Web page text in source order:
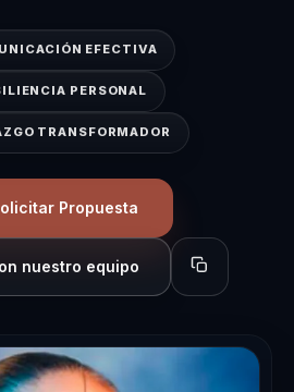
EFECTIVA
PERSONAL
TRANSFORMADOR
Propuesta
nuestro equipo Copiar perfil